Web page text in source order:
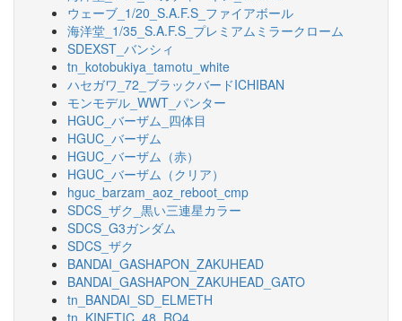
ウェーブ_1/20_S.A.F.S_ファイアボール
海洋堂_1/35_S.A.F.S_プレミアムミラークローム
SDEXST_バンシィ
tn_kotobukiya_tamotu_white
ハセガワ_72_ブラックバードICHIBAN
モンモデル_WWT_パンター
HGUC_バーザム_四体目
HGUC_バーザム
HGUC_バーザム（赤）
HGUC_バーザム（クリア）
hguc_barzam_aoz_reboot_cmp
SDCS_ザク_黒い三連星カラー
SDCS_G3ガンダム
SDCS_ザク
BANDAI_GASHAPON_ZAKUHEAD
BANDAI_GASHAPON_ZAKUHEAD_GATO
tn_BANDAI_SD_ELMETH
tn_KINETIC_48_RQ4